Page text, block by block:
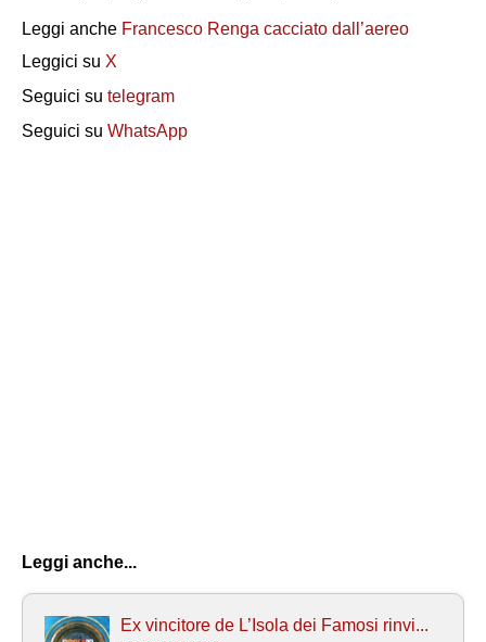
Leggi anche Francesco Renga cacciato dall’aereo
Leggici su X
Seguici su telegram
Seguici su WhatsApp
Leggi anche...
Ex vincitore de L’Isola dei Famosi rinvi...